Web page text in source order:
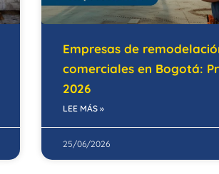
Empresas de
comerciales en Bogotá:
2026
LEE MÁS »
25/06/2026